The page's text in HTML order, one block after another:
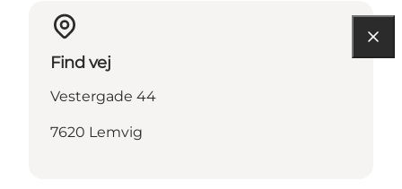
Find vej
Vestergade 44
7620 Lemvig